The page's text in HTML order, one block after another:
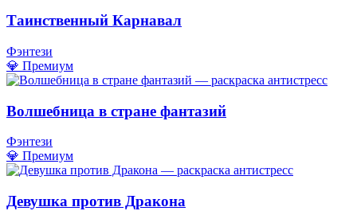
Таинственный Карнавал
Фэнтези
💎 Премиум
Волшебница в стране фантазий
Фэнтези
💎 Премиум
Девушка против Дракона